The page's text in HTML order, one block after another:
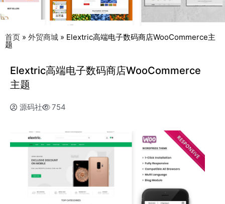
首页 » 外贸商城 » Elextric高端电子数码商店WooCommerce主
题
Elextric高端电子数码商店WooCommerce
主题
源码社 754